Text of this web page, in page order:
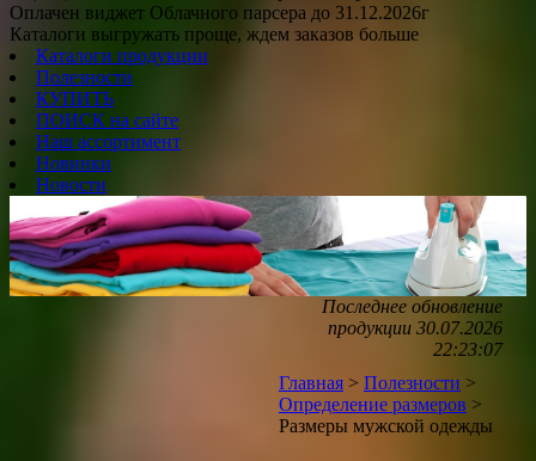
Оплачен виджет Облачного парсера до 31.12.2026г
Каталоги выгружать проще, ждем заказов больше
Каталоги продукции
Полезности
КУПИТЬ
ПОИСК на сайте
Наш ассортимент
Новинки
Новости
Последнее обновление
продукции 30.07.2026
22:23:07
Главная > Полезности >
Определение размеров >
Размеры мужской одежды